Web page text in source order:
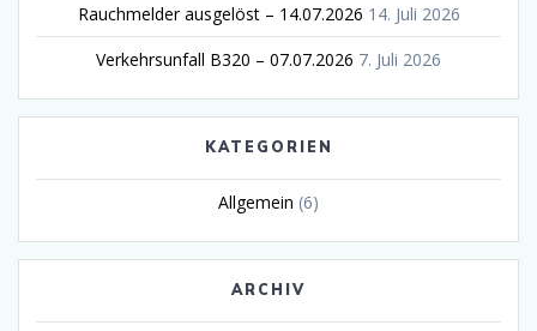
Rauchmelder ausgelöst – 14.07.2026 14. Juli 2026
Verkehrsunfall B320 – 07.07.2026 7. Juli 2026
KATEGORIEN
Allgemein (6)
ARCHIV